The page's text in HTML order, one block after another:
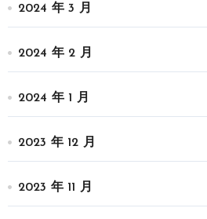
2024 年 3 月
2024 年 2 月
2024 年 1 月
2023 年 12 月
2023 年 11 月